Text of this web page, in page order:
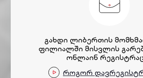
გახდი ლიბერთის
ფილიალში მისვლის
ონლაინ
როგორ